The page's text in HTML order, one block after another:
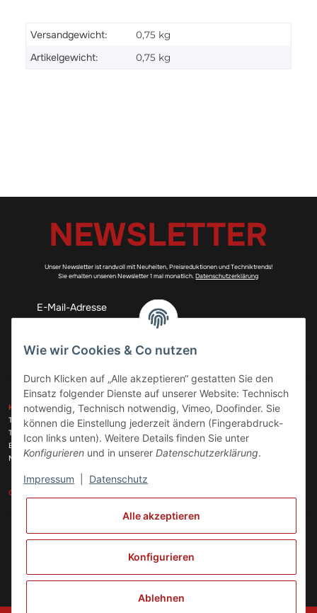
Versandgewicht: 0,75 kg
Artikelgewicht: 0,75 kg
NEWSLETTER
Unser Newsletter ist randvoll mit Neuheiten, Preisreduktionen und Techniktrends!
Sie erhalten unseren Newsletter 1 mal monatlich.Datenschutzerklärung
Abonnieren
KONTAKT
Telefon:+49 (0)6074 816 08 0
Telefax:
+49 (0)6074 215 08 60
E-Mail:
info@meinhausgeraetedoc.de
Max Planck Str. 6 c, 63322 Rödermark
GESETZLICHE INFORMATIONEN
ZAHLUNGSARTEN
VERSANDARTEN
Vertrag widerrufen
Wie wir Cookies & Co nutzen
Durch Klicken auf „Alle akzeptieren“ gestatten Sie den
Einsatz folgender Dienste auf unserer Website: Technisch
notwendig, Technisch notwendig, Vimeo, Doofinder. Sie
können die Einstellung jederzeit ändern (Fingerabdruck-
Icon links unten). Weitere Details finden Sie unter
Konfigurieren und in unserer Datenschutzerklärung.
Impressum Datenschutz
Alle akzeptieren
Konfigurieren
Ablehnen